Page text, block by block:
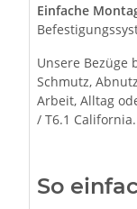
Einfache
Unsere Bezüge
Schmutz,
Arbeit, Alltag
/ T6.1 California.
So